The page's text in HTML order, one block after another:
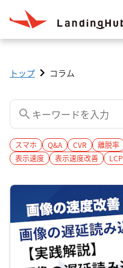
トップ コラム
スマホ Q&A CVR 離脱率
表示速度
表示速度改善 LCP